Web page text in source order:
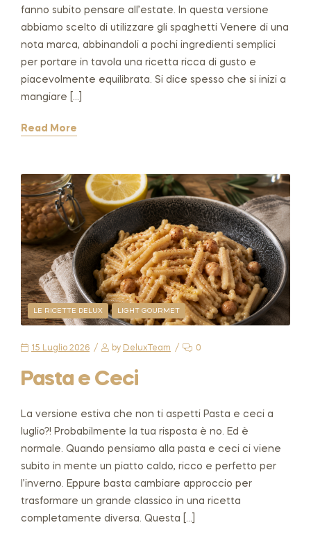
fanno subito pensare all’estate. In questa versione
abbiamo scelto di utilizzare gli spaghetti Venere di una
nota marca, abbinandoli a pochi ingredienti semplici
per portare in tavola una ricetta ricca di gusto e
piacevolmente equilibrata. Si dice spesso che si inizi a
mangiare […]
Read More
LE RICETTE DELUX LIGHT GOURMET
15 Luglio 2026 by DeluxTeam 0
Pasta e Ceci
La versione estiva che non ti aspetti Pasta e ceci a
luglio?! Probabilmente la tua risposta è no. Ed è
normale. Quando pensiamo alla pasta e ceci ci viene
subito in mente un piatto caldo, ricco e perfetto per
l’inverno. Eppure basta cambiare approccio per
trasformare un grande classico in una ricetta
completamente diversa. Questa […]